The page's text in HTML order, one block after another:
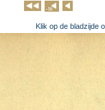
Klik op de bladzijde